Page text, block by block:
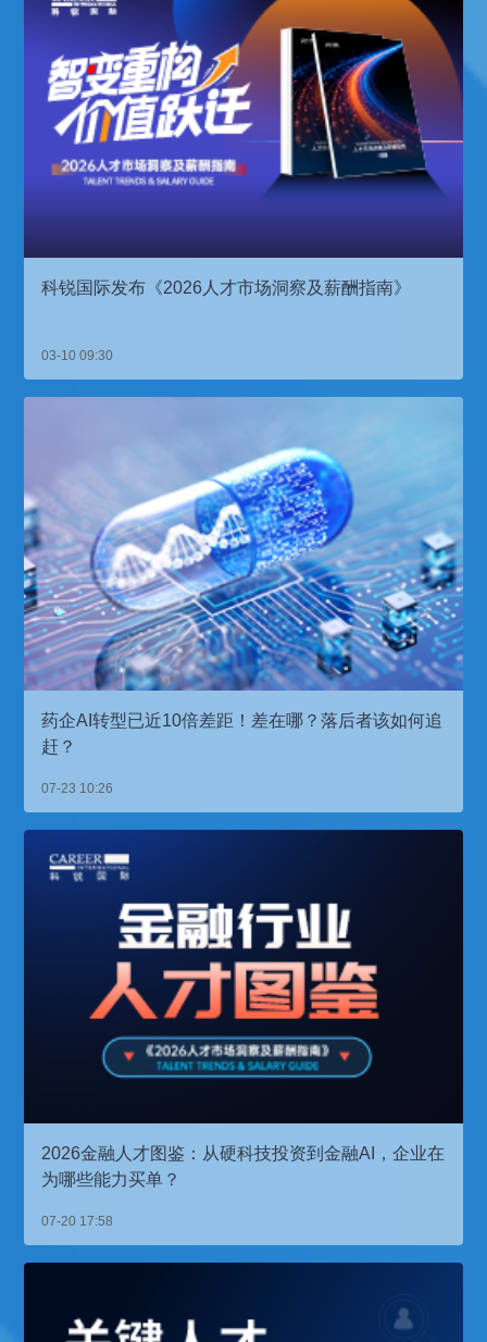
科锐国际发布《2026人才市场洞察及薪酬指南》
03-10 09:30
药企AI转型已近10倍差距！差在哪？落后者该如何追
赶？
07-23 10:26
2026金融人才图鉴：从硬科技投资到金融AI，企业在
为哪些能力买单？
07-20 17:58